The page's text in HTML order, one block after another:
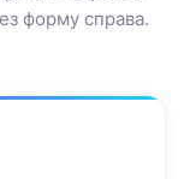
форму справа.